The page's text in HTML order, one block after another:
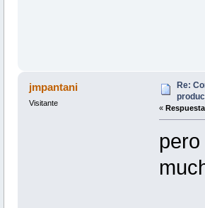
jmpantani
Visitante
Re:
«